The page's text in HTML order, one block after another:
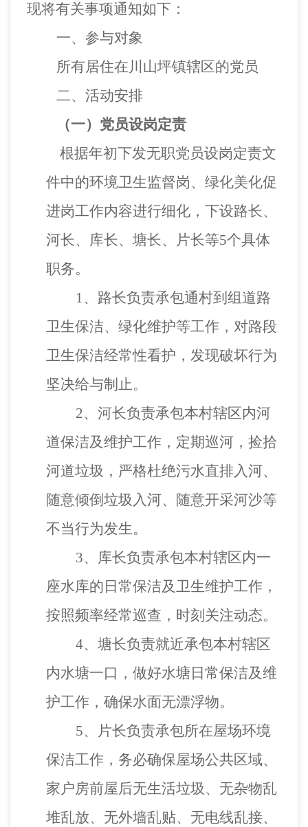
现将有关事项通知如下：
一、参与对象
所有居住在川山坪镇辖区的党员
二、活动安排
（一） 党员设岗定责
根据年初下发无职党员设岗定责文
件中的环境卫生监督岗、 绿化美化促
进岗工作内容进行细化，下设路长、
河长、库长、塘长、片长等5个具体
职务。
1、 路长负责承包通村到组道路
卫生保洁、绿化维护等工作，对路段
卫生保洁经常性看护，发现破坏行为
坚决给与制止。
2、 河长负责承包本村辖区内河
道保洁及维护工作，定期巡河，捡拾
河道垃圾，严格杜绝污水直排入河、
随意倾倒垃圾入河、随意开采河沙等
不当行为发生。
3、 库长负责承包本村辖区内一
座水库的日常保洁及卫生维护工作，
按照频率经常巡查，时刻关注动态。
4、 塘长负责就近承包本村辖区
内水塘一口，做好水塘日常保洁及维
护工作，确保水面无漂浮物。
5、
片长负责承包所在屋场环境
保洁工作，务必确保屋场公共区域、
家户房前屋后无生活垃圾、无杂物乱
堆乱放、无外墙乱贴、无电线乱接、